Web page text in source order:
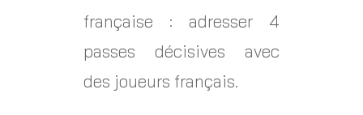
française : adresser 4
passes décisives avec
des joueurs français.